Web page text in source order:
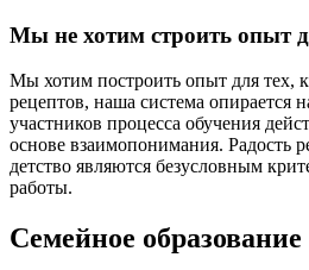
Мы не хотим строить опыт
Мы хотим построить опыт для тех,
рецептов, наша система опирается
участников процесса обучения
основе взаимопонимания. Радость
детство являются безусловным
работы.
Семейное образование